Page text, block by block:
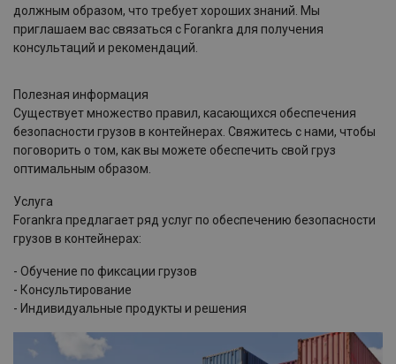
должным образом, что требует хороших знаний. Мы
приглашаем вас связаться с Forankra для получения
консультаций и рекомендаций.
Полезная информация
Существует множество правил, касающихся обеспечения
безопасности грузов в контейнерах. Свяжитесь с нами, чтобы
поговорить о том, как вы можете обеспечить свой груз
оптимальным образом.
Услуга
Forankra предлагает ряд услуг по обеспечению безопасности
грузов в контейнерах:
- Обучение по фиксации грузов
- Консультирование
- Индивидуальные продукты и решения